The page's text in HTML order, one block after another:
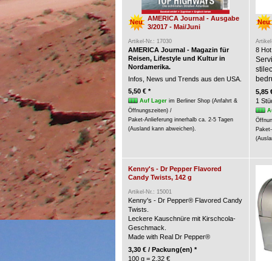
Neu
AMERICA Journal - Ausgabe
3/2017 - Mai/Juni
Artikel-Nr.: 17030
AMERICA Journal - Magazin für
Reisen, Lifestyle und Kultur in
Nordamerika.
Infos, News und Trends aus den USA.
5,50 € *
Auf Lagerim Berliner Shop (Anfahrt &
Öffnungszeiten) /
Paket-Anlieferung innerhalb ca. 2-5 Tagen
(Ausland kann abweichen).
Neu
8
5,85
1
Kenny's - Dr Pepper Flavored
Candy Twists, 142 g
Artikel-Nr.: 15001
Kenny's - Dr Pepper® Flavored Candy
Twists.
Leckere Kauschnüre mit Kirschcola-
Geschmack.
Made with Real Dr Pepper®
3,30 € / Packung(en) *
100 g = 2,32 €